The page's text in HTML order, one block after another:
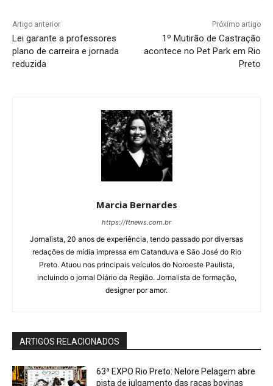
Artigo anterior
Lei garante a professores
plano de carreira e jornada
reduzida
Próximo artigo
1º Mutirão de Castração
acontece no Pet Park em Rio
Preto
Marcia Bernardes
https://ftnews.com.br
Jornalista, 20 anos de experiência, tendo passado por diversas
redações de mídia impressa em Catanduva e São José do Rio
Preto. Atuou nos principais veículos do Noroeste Paulista,
incluindo o jornal Diário da Região. Jornalista de formação,
designer por amor.
ARTIGOS RELACIONADOS
63ª EXPO Rio Preto: Nelore Pelagem abre
pista de julgamento das raças bovinas